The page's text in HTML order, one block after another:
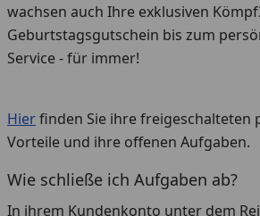
wachsen auch Ihre exklusiven
Geburtstagsgutschein bis zum
Service - für immer!
Hierfinden Sie ihre freigeschalteten
Vorteile und ihre offenen Aufgaben.
Wie schließe ich Aufgaben ab?
In ihrem Kundenkonto unter dem